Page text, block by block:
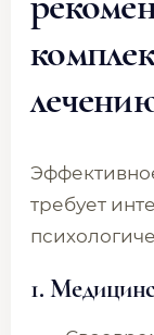
требует
1.